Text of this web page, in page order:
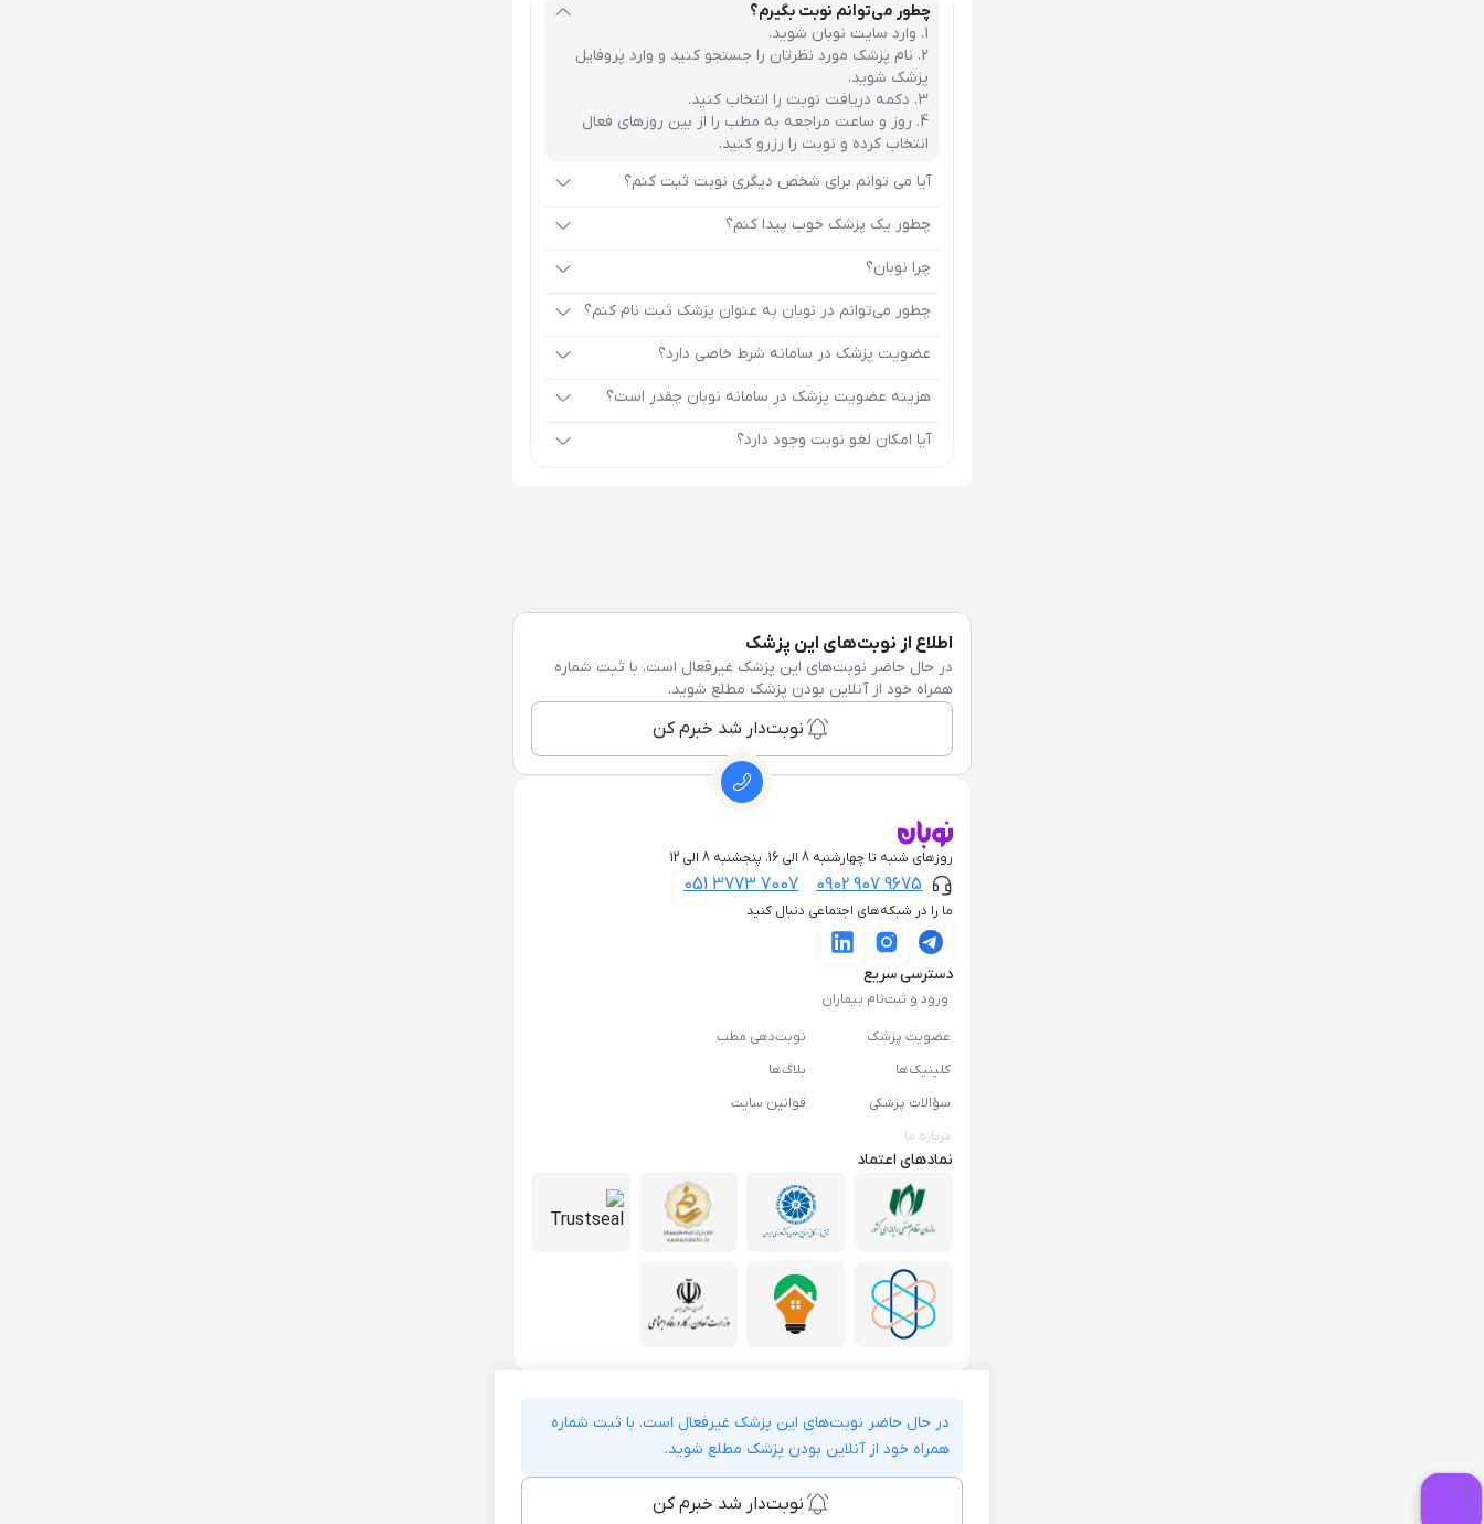
در حال حاضر نوبت‌های این پزشک غیرفعال است. با ثبت شماره
همراه خود از آنلاین بودن پزشک مطلع شوید.
نوبت‌دار شد خبرم کن
چطور می‌توانم نوبت بگیرم؟
وارد سایت نوبان شوید.
نام پزشک مورد نظرتان را جستجو کنید و وارد پروفایل
پزشک شوید.
دکمه دریافت نوبت را انتخاب کنید.
روز و ساعت مراجعه به مطب را از بین روزهای فعال
انتخاب کرده و نوبت را رزرو کنید.
آیا می توانم برای شخص دیگری نوبت ثبت کنم؟
چطور یک پزشک خوب پیدا کنم؟
چرا نوبان؟
چطور می‌توانم در نوبان به عنوان پزشک ثبت نام کنم؟
عضویت پزشک در سامانه شرط خاصی دارد؟
هزینه عضویت پزشک در سامانه نوبان چقدر است؟
آیا امکان لغو نوبت وجود دارد؟
اطلاع از نوبت‌های این پزشک
در حال حاضر نوبت‌های این پزشک غیرفعال است. با ثبت شماره
همراه خود از آنلاین بودن پزشک مطلع شوید.
نوبت‌دار شد خبرم کن
روزهای شنبه تا چهارشنبه 8 الی 16، پنجشنبه 8 الی 12
0902 907 9675
051 3773 7007
ما را در شبکه‌های اجتماعی دنبال کنید
دسترسی سریع
ورود و ثبت‌نام بیماران
عضویت پزشک
نوبت‌دهی مطب
کلینیک‌ها
بلاگ‌ها
سؤالات پزشکی
قوانین سایت
درباره ما
نمادهای اعتماد